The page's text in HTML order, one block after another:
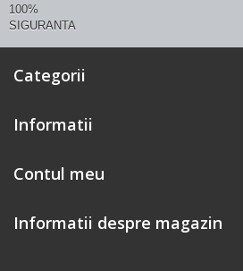
100%
SIGURANTA
Categorii
Informatii
Contul meu
Informatii despre magazin